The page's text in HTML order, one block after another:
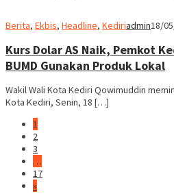
Berita, Ekbis, Headline, Kediriadmin18/
Kurs Dolar AS Naik, Pemkot
BUMD Gunakan Produk Lokal
Wakil Wali Kota Kediri Qowimuddin
Kota Kediri, Senin, 18 […]
1
2
3
…
17
»